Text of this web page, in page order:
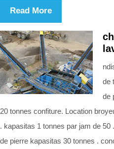
Read More
de
de
20 tonnes confiture. Location
. kapasitas 1 tonnes par jam de
de pierre kapasitas 30 tonnes .